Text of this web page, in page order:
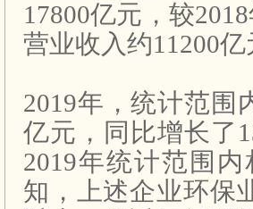
17800亿元，较2018
营业收入约11200亿
2019年，统计范围
亿元，同比增长了
2019年统计范围
知，上述企业环保